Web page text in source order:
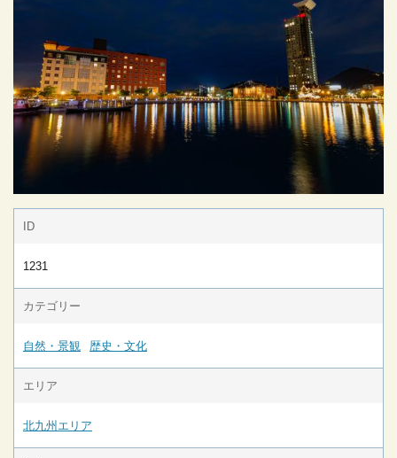
ID
1231
カテゴリー
自然・景観 歴史・文化
エリア
北九州エリア